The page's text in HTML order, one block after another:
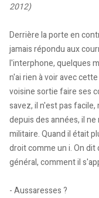
2012)
Derrière la porte en
jamais répondu aux
l'interphone, quelques
n'ai rien à voir avec
voisine sortie faire ses
savez, il n'est pas
depuis des années, il
militaire. Quand il était
droit comme un i. On dit
général, comment il
- Aussaresses ?